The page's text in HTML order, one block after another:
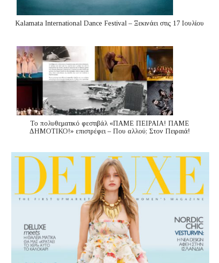
Kalamata International Dance Festival – Ξεκινάει στις 17 Ιουλίου
Το πολυθεματικό φεστιβάλ «ΠΑΜΕ ΠΕΙΡΑΙΑ! ΠΑΜΕ
ΔΗΜΟΤΙΚΟ!» επιστρέφει – Που αλλού; Στον Πειραιά!